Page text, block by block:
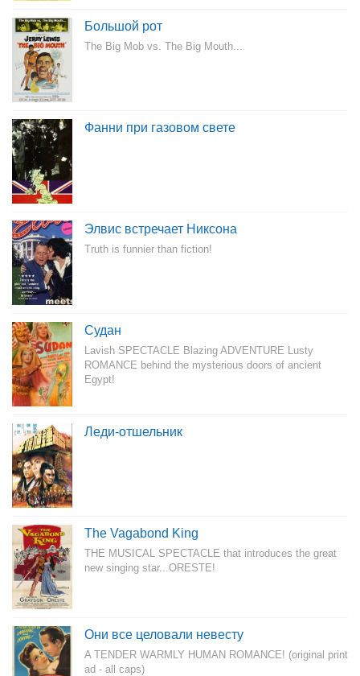
Большой рот
The Big Mob vs. The Big Mouth...
Фанни при газовом свете
Элвис встречает Никсона
Truth is funnier than fiction!
Судан
Lavish SPECTACLE Blazing ADVENTURE Lusty
ROMANCE behind the mysterious doors of ancient
Egypt!
Леди-отшельник
The Vagabond King
THE MUSICAL SPECTACLE that introduces the great
new singing star...ORESTE!
Они все целовали невесту
A TENDER WARMLY HUMAN ROMANCE! (original print
ad - all caps)